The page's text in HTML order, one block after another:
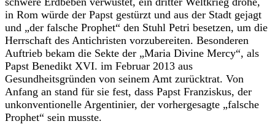
in Rom würde der Papst gestürzt und aus der Stadt gejagt
und „der falsche Prophet“ den Stuhl Petri besetzen, um die
Herrschaft des Antichristen vorzubereiten. Besonderen
Auftrieb bekam die Sekte der „Maria Divine Mercy“, als
Papst Benedikt XVI. im Februar 2013 aus
Gesundheitsgründen von seinem Amt zurücktrat. Von
Anfang an stand für sie fest, dass Papst Franziskus, der
unkonventionelle Argentinier, der vorhergesagte „falsche
Prophet“ sein musste.